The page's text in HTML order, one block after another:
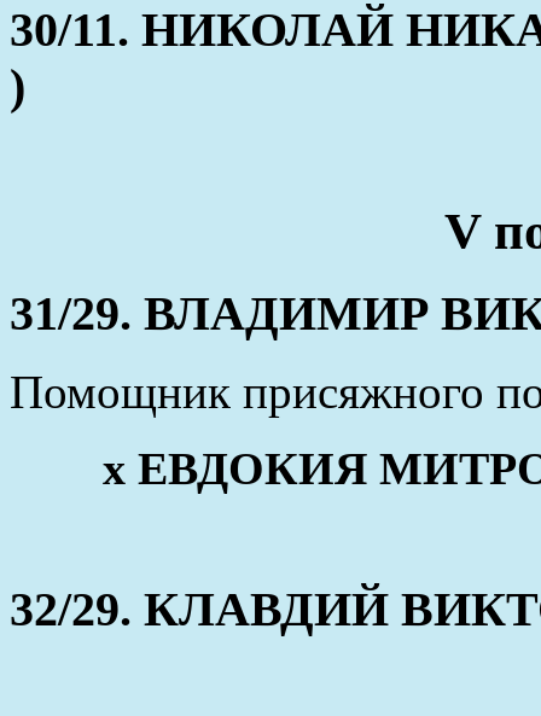
30/11. НИКОЛАЙ
)
V
31/29. ВЛАДИМИР
Помощник присяжного
x ЕВДОКИЯ
32/29. КЛАВДИЙ